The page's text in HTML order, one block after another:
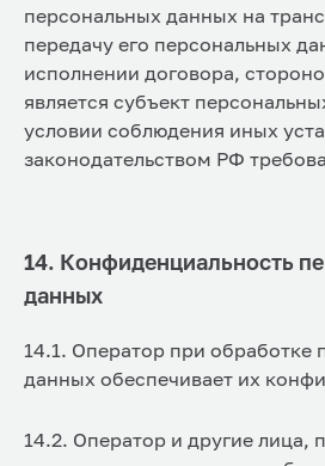
персональных данных на
передачу его персональных
исполнении договора,
является субъект
условии соблюдения иных
законодательством РФ
14. Конфиденциальность
данных
14.1. Оператор при обработке
данных обеспечивает их
14.2. Оператор и другие лица,